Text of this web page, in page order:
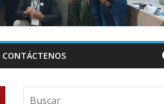
CONTÁCTENOS